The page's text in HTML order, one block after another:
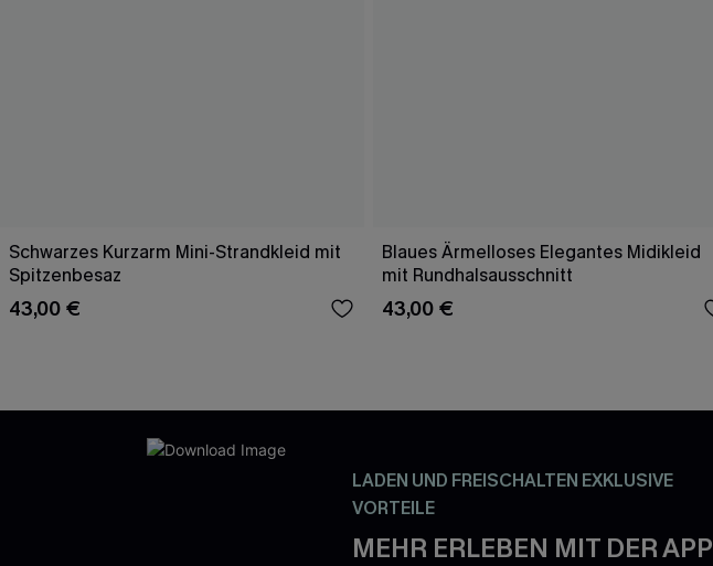
Schwarzes Kurzarm Mini-Strandkleid mit
Spitzenbesaz
43,00 €
Blaues Ärmelloses Elegantes Midikleid
mit Rundhalsausschnitt
43,00 €
LADEN UND FREISCHALTEN EXKLUSIVE
VORTEILE
MEHR ERLEBEN MIT DER APP